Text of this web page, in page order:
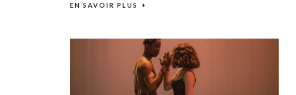
EN SAVOIR PLUS